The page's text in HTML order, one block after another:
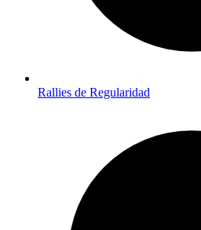
Rallies de Regularidad